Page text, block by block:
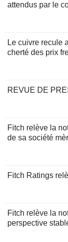
attendus par le
Le cuivre recule
cherté des prix
REVUE DE
Fitch relève la
de sa société
Fitch Ratings
Fitch relève la
perspective